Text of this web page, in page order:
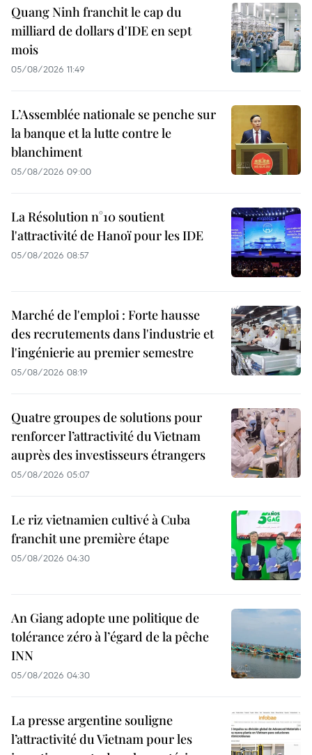
Quang Ninh franchit le cap du
milliard de dollars d'IDE en sept
mois
05/08/2026 11:49
L’Assemblée nationale se penche sur
la banque et la lutte contre le
blanchiment
05/08/2026 09:00
La Résolution n°10 soutient
l'attractivité de Hanoï pour les IDE
05/08/2026 08:57
Marché de l'emploi : Forte hausse
des recrutements dans l'industrie et
l'ingénierie au premier semestre
05/08/2026 08:19
Quatre groupes de solutions pour
renforcer l’attractivité du Vietnam
auprès des investisseurs étrangers
05/08/2026 05:07
Le riz vietnamien cultivé à Cuba
franchit une première étape
05/08/2026 04:30
An Giang adopte une politique de
tolérance zéro à l’égard de la pêche
INN
05/08/2026 04:30
La presse argentine souligne
l’attractivité du Vietnam pour les